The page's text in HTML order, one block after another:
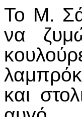
Το Μ.
να
και